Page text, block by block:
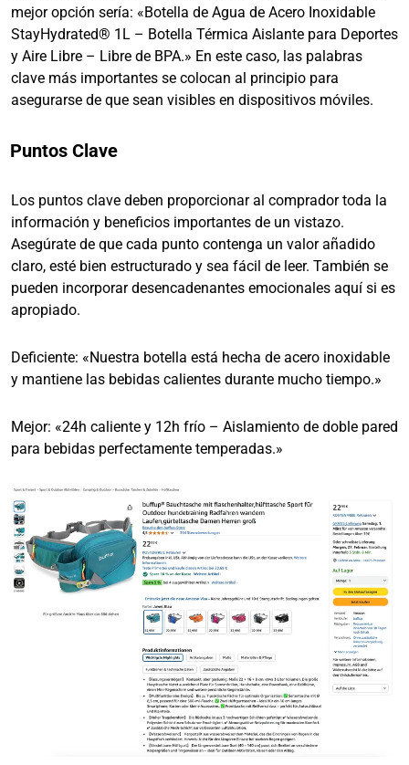
mejor opción sería: «Botella de Agua de Acero Inoxidable
StayHydrated® 1L – Botella Térmica Aislante para Deportes
y Aire Libre – Libre de BPA.» En este caso, las palabras
clave más importantes se colocan al principio para
asegurarse de que sean visibles en dispositivos móviles.
Puntos Clave
Los puntos clave deben proporcionar al comprador toda la
información y beneficios importantes de un vistazo.
Asegúrate de que cada punto contenga un valor añadido
claro, esté bien estructurado y sea fácil de leer. También se
pueden incorporar desencadenantes emocionales aquí si es
apropiado.
Deficiente: «Nuestra botella está hecha de acero inoxidable
y mantiene las bebidas calientes durante mucho tiempo.»
Mejor: «24h caliente y 12h frío – Aislamiento de doble pared
para bebidas perfectamente temperadas.»